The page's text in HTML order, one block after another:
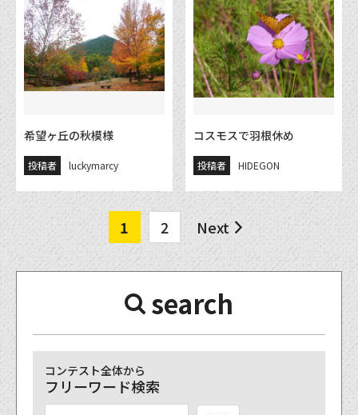
希望ヶ丘の秋模様
投稿者 luckymarcy
コスモスで羽根休め
投稿者 HIDEGON
1 2 Next
search
コンテスト全体から
フリーワード検索